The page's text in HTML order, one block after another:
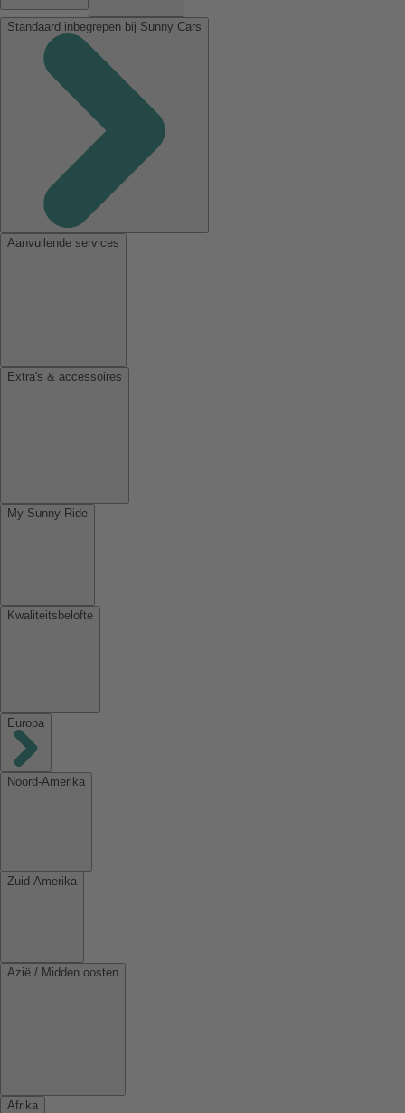
Standaard inbegrepen bij Sunny Cars
Aanvullende services
Extra's & accessoires
My Sunny Ride
Kwaliteitsbelofte
Europa
Noord-Amerika
Zuid-Amerika
Azië / Midden oosten
Afrika